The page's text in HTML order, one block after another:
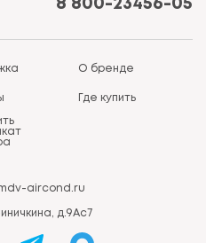
8 800-23456-05
О бренде
Где купить
aircond.ru
д.9Ас7